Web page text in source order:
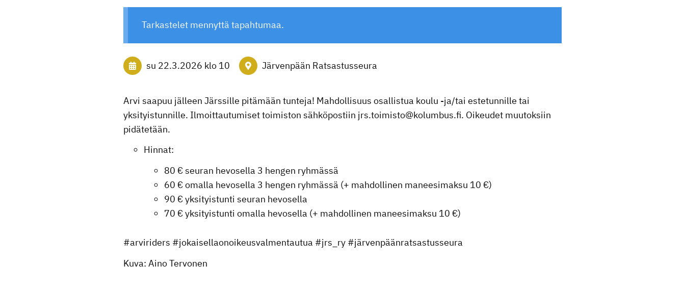
Tarkastelet mennyttä tapahtumaa.
su 22.3.2026 klo 10 Järvenpään Ratsastusseura
Arvi saapuu jälleen Järssille pitämään tunteja! Mahdollisuus osallistua koulu -ja/tai estetunnille tai
yksityistunnille. Ilmoittautumiset toimiston sähköpostiin jrs.toimisto@kolumbus.fi. Oikeudet muutoksiin
pidätetään.
Hinnat:
80 € seuran hevosella 3 hengen ryhmässä
60 € omalla hevosella 3 hengen ryhmässä (+ mahdollinen maneesimaksu 10 €)
90 € yksityistunti seuran hevosella
70 € yksityistunti omalla hevosella (+ mahdollinen maneesimaksu 10 €)
#arviriders #jokaisellaonoikeusvalmentautua #jrs_ry #järvenpäänratsastusseura
Kuva: Aino Tervonen